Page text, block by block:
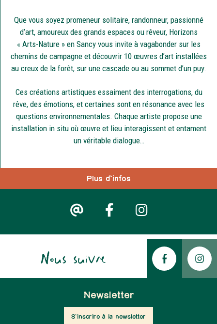
Plus d'infos
Que vous soyez promeneur solitaire, randonneur, passionné
d’art, amoureux des grands espaces ou rêveur, Horizons
« Arts-Nature » en Sancy vous invite à vagabonder sur les
chemins de campagne et découvrir 10 œuvres d’art installées
au creux de la forêt, sur une cascade ou au sommet d’un puy.
Ces créations artistiques essaiment des interrogations, du
rêve, des émotions, et certaines sont en résonance avec les
questions environnementales. Chaque artiste propose une
installation in situ où œuvre et lieu interagissent et entament
un véritable dialogue…
Nous suivre
Newsletter
S'inscrire à la newsletter